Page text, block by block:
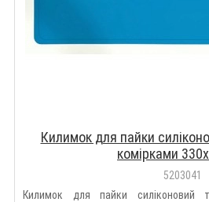
Килимок для пайки
комірками
5203041
Килимок для пайки силіконовий